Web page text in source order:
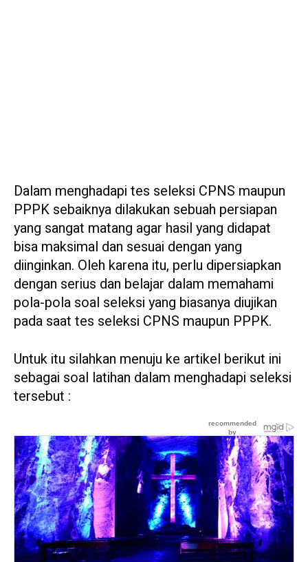
Dalam menghadapi tes seleksi CPNS maupun
PPPK sebaiknya dilakukan sebuah persiapan
yang sangat matang agar hasil yang didapat
bisa maksimal dan sesuai dengan yang
diinginkan. Oleh karena itu, perlu dipersiapkan
dengan serius dan belajar dalam memahami
pola-pola soal seleksi yang biasanya diujikan
pada saat tes seleksi CPNS maupun PPPK.
Untuk itu silahkan menuju ke artikel berikut ini
sebagai soal latihan dalam menghadapi seleksi
tersebut :